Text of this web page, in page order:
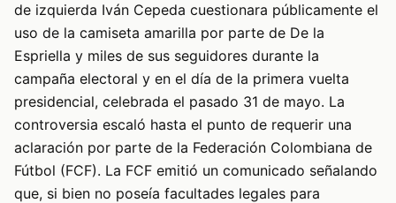
de izquierda Iván Cepeda cuestionara públicamente el
uso de la camiseta amarilla por parte de De la
Espriella y miles de sus seguidores durante la
campaña electoral y en el día de la primera vuelta
presidencial, celebrada el pasado 31 de mayo. La
controversia escaló hasta el punto de requerir una
aclaración por parte de la Federación Colombiana de
Fútbol (FCF). La FCF emitió un comunicado señalando
que, si bien no poseía facultades legales para